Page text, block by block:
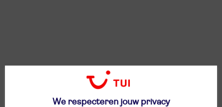
We respecteren jouw privacy